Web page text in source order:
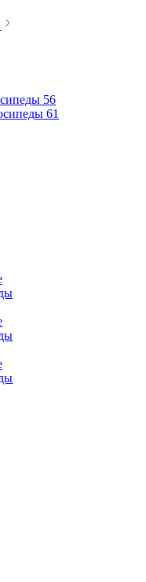
56
61